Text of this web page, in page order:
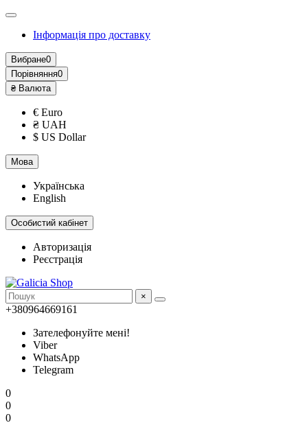
Інформація про доставку
Вибране0
Порівняння0
₴ Валюта
€ Euro
₴ UAH
$ US Dollar
Мова
Українська
English
Особистий кабінет
Авторизація
Реєстрація
×
+380964669161
Зателефонуйте мені!
Viber
WhatsApp
Telegram
0
0
0